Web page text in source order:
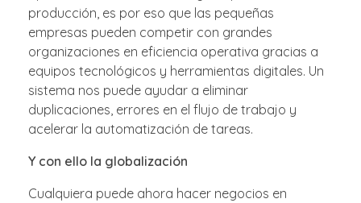
producción, es por eso que las pequeñas
empresas pueden competir con grandes
organizaciones en eficiencia operativa gracias a
equipos tecnológicos y herramientas digitales. Un
sistema nos puede ayudar a eliminar
duplicaciones, errores en el flujo de trabajo y
acelerar la automatización de tareas.
Y con ello la globalización
Cualquiera puede ahora hacer negocios en